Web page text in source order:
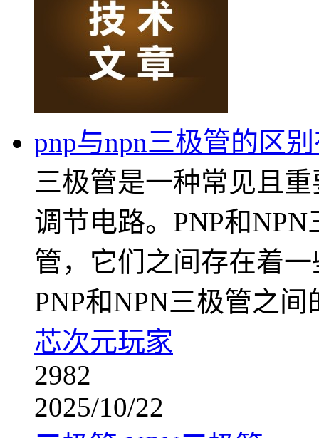
pnp与npn三极管的区
三极管是一种常见且
调节电路。PNP和
管，它们之间存在着
PNP和NPN三极管之间
芯次元玩家
2982
2025/10/22